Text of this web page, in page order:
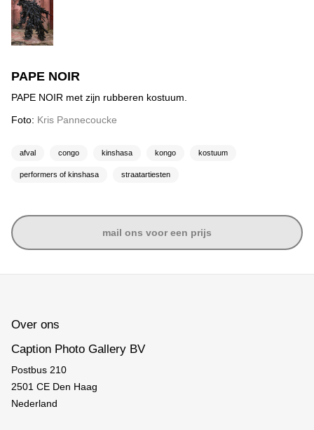
PAPE NOIR
PAPE NOIR met zijn rubberen kostuum.
Foto: Kris Pannecoucke
afval congo kinshasa kongo kostuum
performers of kinshasa straatartiesten
mail ons voor een prijs
Over ons
Caption Photo Gallery BV
Postbus 210
2501 CE Den Haag
Nederland